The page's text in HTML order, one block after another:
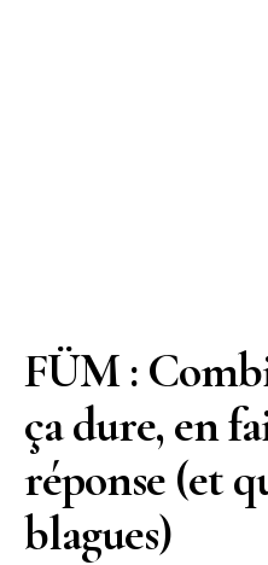
FÜM :
ça dure, en
réponse (et
blagues)